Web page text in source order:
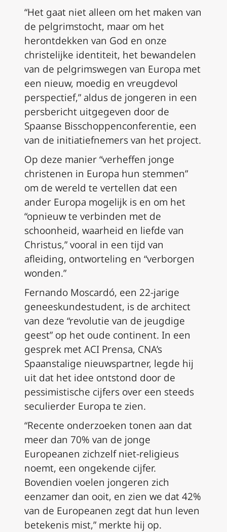
“Het gaat niet alleen om het maken van
de pelgrimstocht, maar om het
herontdekken van God en onze
christelijke identiteit, het bewandelen
van de pelgrimswegen van Europa met
een nieuw, moedig en vreugdevol
perspectief,” aldus de jongeren in een
persbericht uitgegeven door de
Spaanse Bisschoppenconferentie, een
van de initiatiefnemers van het project.
Op deze manier “verheffen jonge
christenen in Europa hun stemmen”
om de wereld te vertellen dat een
ander Europa mogelijk is en om het
“opnieuw te verbinden met de
schoonheid, waarheid en liefde van
Christus,” vooral in een tijd van
afleiding, ontworteling en “verborgen
wonden.”
Fernando Moscardó, een 22-jarige
geneeskundestudent, is de architect
van deze “revolutie van de jeugdige
geest” op het oude continent. In een
gesprek met ACI Prensa, CNA’s
Spaanstalige nieuwspartner, legde hij
uit dat het idee ontstond door de
pessimistische cijfers over een steeds
seculierder Europa te zien.
“Recente onderzoeken tonen aan dat
meer dan 70% van de jonge
Europeanen zichzelf niet-religieus
noemt, een ongekende cijfer.
Bovendien voelen jongeren zich
eenzamer dan ooit, en zien we dat 42%
van de Europeanen zegt dat hun leven
betekenis mist,” merkte hij op.